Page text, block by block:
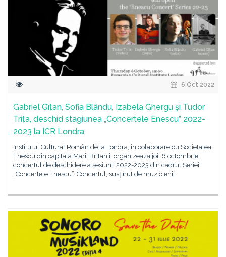
6 Oct 2022
Gabriel Gîțan, Sofia Blându, Izabela Ghergu și Tudor
Trița, deschid stagiunea „Concertele Enescu” 2022-
2023 la ICR Londra
Institutul Cultural Român de la Londra, în colaborare cu Societatea
Enescu din capitala Marii Britanii, organizează joi, 6 octombrie,
concertul de deschidere a sesiunii 2022-2023 din cadrul Seriei
„Concertele Enescu”. Concertul, susținut de muzicienii